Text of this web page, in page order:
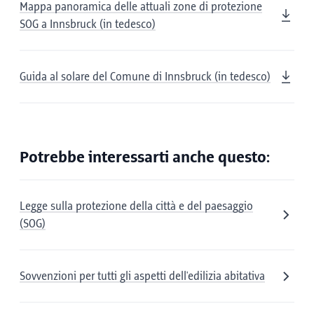
Mappa panoramica delle attuali zone di protezione
SOG a Innsbruck (in tedesco)
Guida al solare del Comune di Innsbruck (in tedesco)
Potrebbe interessarti anche questo:
Legge sulla protezione della città e del paesaggio
(SOG)
Sovvenzioni per tutti gli aspetti dell'edilizia abitativa